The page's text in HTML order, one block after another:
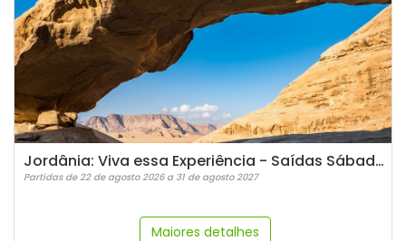
Jordânia: Viva essa Experiência - Saídas Sábados e terças
Partidas de 22 de agosto 2026 a 31 de agosto 2027
Maiores detalhes